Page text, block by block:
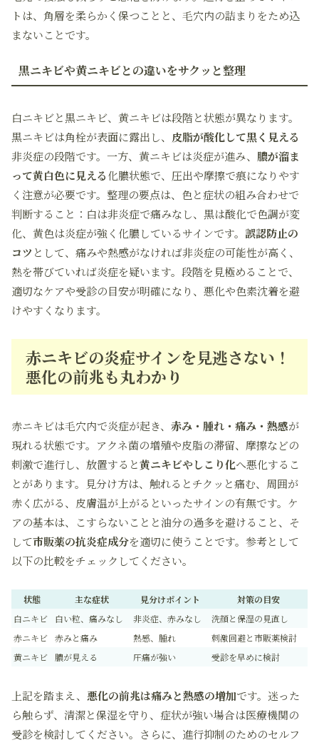
トは、角層を柔らかく保つことと、毛穴内の詰まりをため込
まないことです。
黒ニキビや黄ニキビとの違いをサクッと整理
白ニキビと黒ニキビ、黄ニキビは段階と状態が異なります。
黒ニキビは角栓が表面に露出し、 皮脂が酸化して黒く見える
非炎症の段階です。一方、黄ニキビは炎症が進み、 膿が溜ま
って黄白色に見える化膿状態で、圧出や摩擦で痕になりやす
く注意が必要です。整理の要点は、色と症状の組み合わせで
判断すること：白は非炎症で痛みなし、黒は酸化で色調が変
化、黄色は炎症が強く化膿しているサインです。 誤認防止の
コツ として、痛みや熱感がなければ非炎症の可能性が高く、
熱を帯びていれば炎症を疑います。段階を見極めることで、
適切なケアや受診の目安が明確になり、悪化や色素沈着を避
けやすくなります。
赤ニキビの炎症サインを見逃さない！
悪化の前兆も丸わかり
赤ニキビは毛穴内で炎症が起き、 赤み・腫れ・痛み・熱感が
現れる状態です。アクネ菌の増殖や皮脂の滞留、摩擦などの
刺激で進行し、放置すると黄ニキビやしこり化へ悪化するこ
とがあります。見分け方は、触れるとチクッと痛む、周囲が
赤く広がる、皮膚温が上がるといったサインの有無です。ケ
アの基本は、こすらないことと油分の過多を避けること、そ
して市販薬の抗炎症成分を適切に使うことです。参考として
以下の比較をチェックしてください。
状態 主な症状 見分けポイント
対策の目安
白ニキビ
白い粒、痛みなし 非炎症、赤みなし
洗顔と保湿の見直し
赤ニキビ
赤みと痛み 熱感、腫れ
刺激回避と市販薬検討
黄ニキビ
膿が見える 圧痛が強い 受診を早めに検討
上記を踏まえ、 悪化の前兆は痛みと熱感の増加です。迷った
ら触らず、清潔と保湿を守り、症状が強い場合は医療機関の
受診を検討してください。さらに、進行抑制のためのセルフ